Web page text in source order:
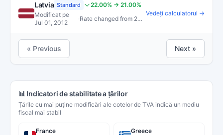
Latvia Standard
22.00% → 21.00%
Modificat pe
Jul 01, 2012
· Rate changed from 22.00% to 21.00%
Vedeți calculatorul →
« Previous Next »
📊 Indicatori de stabilitate a țărilor
Țările cu mai puține modificări ale cotelor de TVA indică un mediu
fiscal mai stabil
France Greece